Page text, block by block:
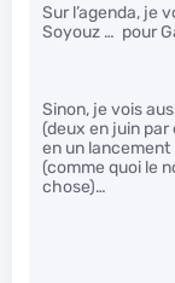
Sur l’agenda, je
Soyouz … pour
Sinon, je vois
(deux en juin
en un lancement
(comme quoi le
chose)…